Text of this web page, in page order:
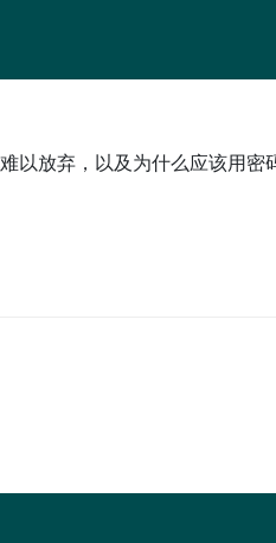
放弃，以及为什么应该用密